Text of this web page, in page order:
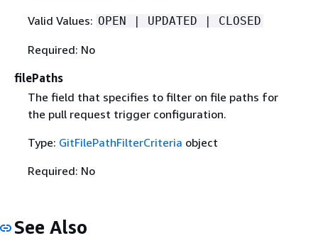
Valid Values: OPEN | UPDATED | CLOSED
Required: No
filePaths
The field that specifies to filter on file paths for
the pull request trigger configuration.
Type: GitFilePathFilterCriteria object
Required: No
See Also